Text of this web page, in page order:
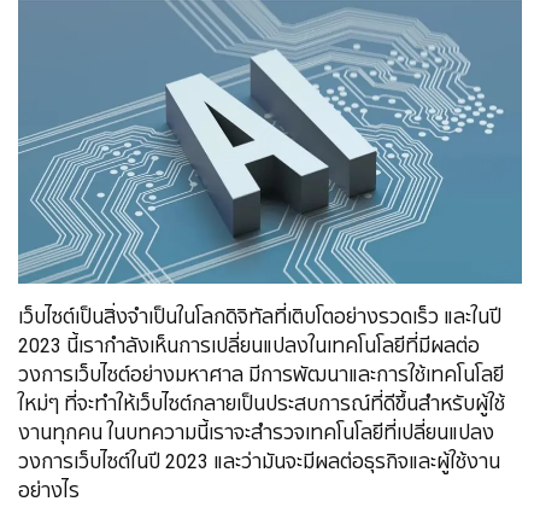
เว็บไซต์เป็นสิ่งจำเป็นในโลกดิจิทัลที่เติบโตอย่างรวดเร็ว และในปี
2023 นี้เรากำลังเห็นการเปลี่ยนแปลงในเทคโนโลยีที่มีผลต่อ
วงการเว็บไซต์อย่างมหาศาล มีการพัฒนาและการใช้เทคโนโลยี
ใหม่ๆ ที่จะทำให้เว็บไซต์กลายเป็นประสบการณ์ที่ดีขึ้นสำหรับผู้ใช้
งานทุกคน ในบทความนี้เราจะสำรวจเทคโนโลยีที่เปลี่ยนแปลง
วงการเว็บไซต์ในปี 2023 และว่ามันจะมีผลต่อธุรกิจและผู้ใช้งาน
อย่างไร